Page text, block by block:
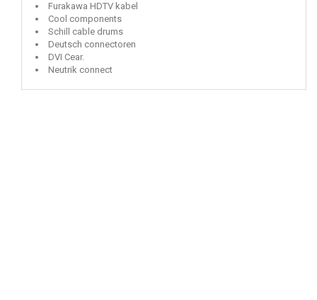
Furakawa HDTV kabel
Cool components
Schill cable drums
Deutsch connectoren
DVI Cear.
Neutrik connect